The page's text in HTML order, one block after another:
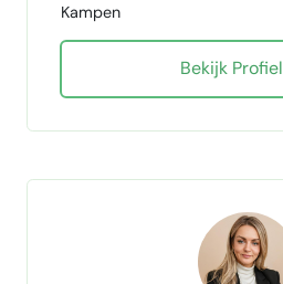
Back-end Development
HTML CSS
Kampen
Bekijk Profiel